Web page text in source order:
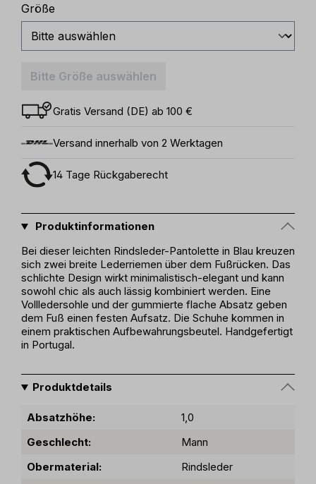
Größe
Bitte Größe auswählen
Gratis Versand (DE) ab 100 €
Versand innerhalb von 2 Werktagen
14 Tage Rückgaberecht
Produktinformationen
Bei dieser leichten Rindsleder-Pantolette in Blau kreuzen
sich zwei breite Lederriemen über dem Fußrücken. Das
schlichte Design wirkt minimalistisch-elegant und kann
sowohl chic als auch lässig kombiniert werden. Eine
Vollledersohle und der gummierte flache Absatz geben
dem Fuß einen festen Aufsatz. Die Schuhe kommen in
einem praktischen Aufbewahrungsbeutel. Handgefertigt
in Portugal.
Produktdetails
Absatzhöhe:
1,0
Geschlecht:
Mann
Obermaterial:
Rindsleder